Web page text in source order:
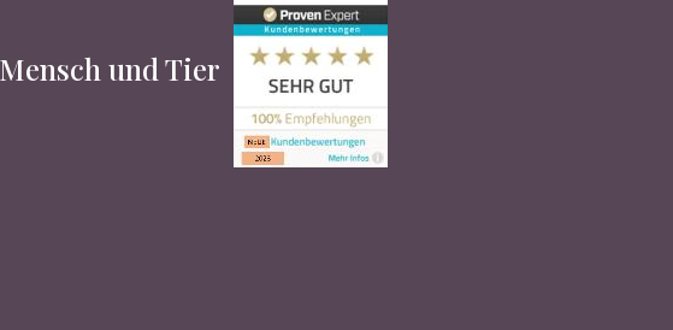
und Tier